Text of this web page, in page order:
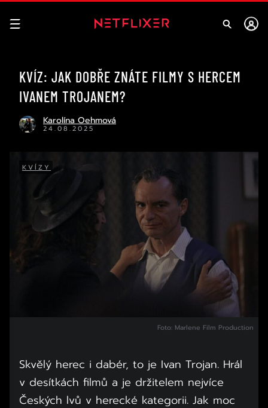
KVÍZ: JAK DOBŘE ZNÁTE FILMY S HERCEM
IVANEM TROJANEM?
Karolína Oehmová
24.08.2025
KVÍZY
Foto: Marlene Film Production
Skvělý herec i dabér, to je Ivan Trojan. Hrál
v desítkách filmů a je držitelem nejvíce
Českých lvů v herecké kategorii. Jak moc